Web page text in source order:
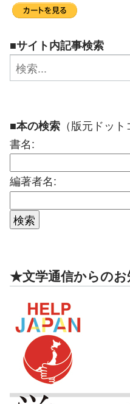
■サイト内記事検索
■本の検索（版元ドット
書名:
編著者名:
★文学通信からのお